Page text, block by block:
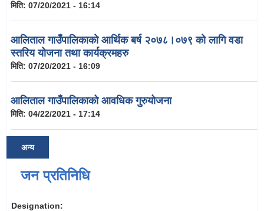
मिति: 07/20/2021 - 16:14
आलिताल गाउँपालिकाको आर्थिक बर्ष २०७८।०७९ को लागि वडा
स्तरिय योजना तथा कार्यक्रमहरु
मिति: 07/20/2021 - 16:09
आलिताल गाउँपालिकाको आवधिक गुरुयोजना
मिति: 04/22/2021 - 17:14
अन्य
जन प्रतिनिधि
Designation: